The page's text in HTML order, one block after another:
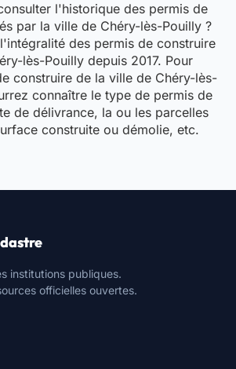
l'historique des permis de
par la ville de Chéry-lès-Pouilly ?
des permis de construire
lès-Pouilly depuis 2017. Pour
construire de la ville de Chéry-lès-
connaître le type de permis de
de délivrance, la ou les parcelles
construite ou démolie, etc.
institutions publiques.
officielles ouvertes.